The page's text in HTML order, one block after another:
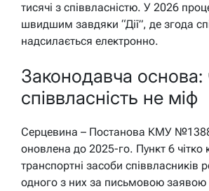
тисячі з співвласністю. У 2026
швидшим завдяки “Дії”, де згода
надсилається електронно.
Законодавча основа:
співвласність не міф
Серцевина – Постанова КМУ №1388
оновлена до 2025-го. Пункт 6 чітко
транспортні засоби співвласників
одного з них за письмовою заявою